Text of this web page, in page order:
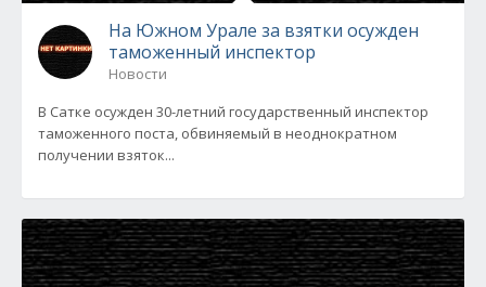
На Южном Урале за взятки осужден
таможенный инспектор
Новости
В Сатке осужден 30-летний государственный инспектор
таможенного поста, обвиняемый в неоднократном
получении взяток...